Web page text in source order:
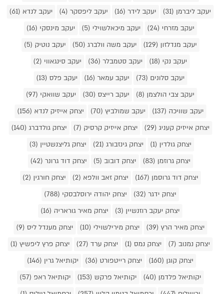
יעקב ליברמן (31)
יעקב לידר (16) יעקב ליפסקר (4)
יעקב לנדא (61)
יעקב מזרחי (24)
יעקב מיכאלשוילי (5)
יעקב מינסקי (16)
יעקב מנדלזון (129)
יעקב משה וולברג (50)
יעקב נוטיק (5)
יעקב נקי (18)
יעקב סטמבלר (36)
יעקב סינגאווי (2)
יעקב סלונים (73)
יעקב עמאר (16)
יעקב פלס (13)
יעקב צבי הולצמן (8)
יעקב רייצס (30)
יעקב שוואקי (97)
יעקב שוויכה (137)
יעקב שמולביץ (70)
יצחק אייזיק לנדא (156)
יצחק אייזיק קעניג (29)
יצחק אייזיק קרסיק (7)
יצחק גולדברג (140)
יצחק גולדין (1)
יצחק גינזבורג (21)
יצחק גליצנשטיין (3)
יצחק גרוזמן (83)
יצחק דובוב (5)
יצחק דוד גרונר (42)
יצחק דוד גרוסמן (167)
יצחק זאב וולפא (2)
יצחק חורגין (2)
יצחק ידגר (32)
יצחק יהודה ירוסלבסקי (788)
יצחק יעקב רוזנשיין (3)
יצחק מאיר גוראריה (16)
יצחק מאיר הרץ (39)
יצחק מירילשוילי (10)
יצחק מענדל ליס (9)
יצחק נמנוב (7)
יצחק נמס (1) יצחק ערד (27)
יצחק פרץ ליפשיץ (1)
יצחק קוגן (160)
יצחק רייטפורט (36)
יקותיאל גרין (146)
יקותיאל פלדמן (40)
יקותיאל פרקש (153)
יקותיאל ראפ (57)